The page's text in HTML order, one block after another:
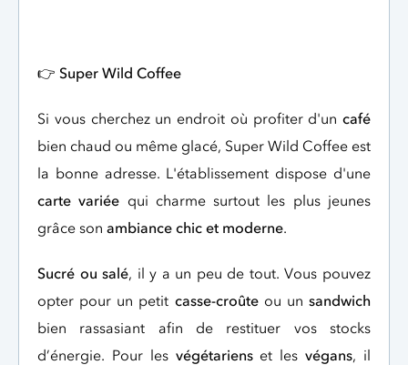
👉 Super Wild Coffee
Si vous cherchez un endroit où profiter d'un café
bien chaud ou même glacé, Super Wild Coffee est
la bonne adresse. L'établissement dispose d'une
carte variée qui charme surtout les plus jeunes
grâce son ambiance chic et moderne.
Sucré ou salé, il y a un peu de tout. Vous pouvez
opter pour un petit casse-croûteou unsandwich
bien rassasiant afin de restituer vos stocks
d’énergie. Pour les végétarienset lesvégans, il